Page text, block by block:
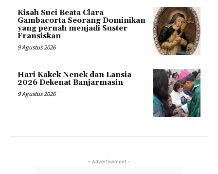
Kisah Suci Beata Clara
Gambacorta Seorang Dominikan
yang pernah menjadi Suster
Fransiskan
9 Agustus 2026
Hari Kakek Nenek dan Lansia
2026 Dekenat Banjarmasin
9 Agustus 2026
- Advertisement -